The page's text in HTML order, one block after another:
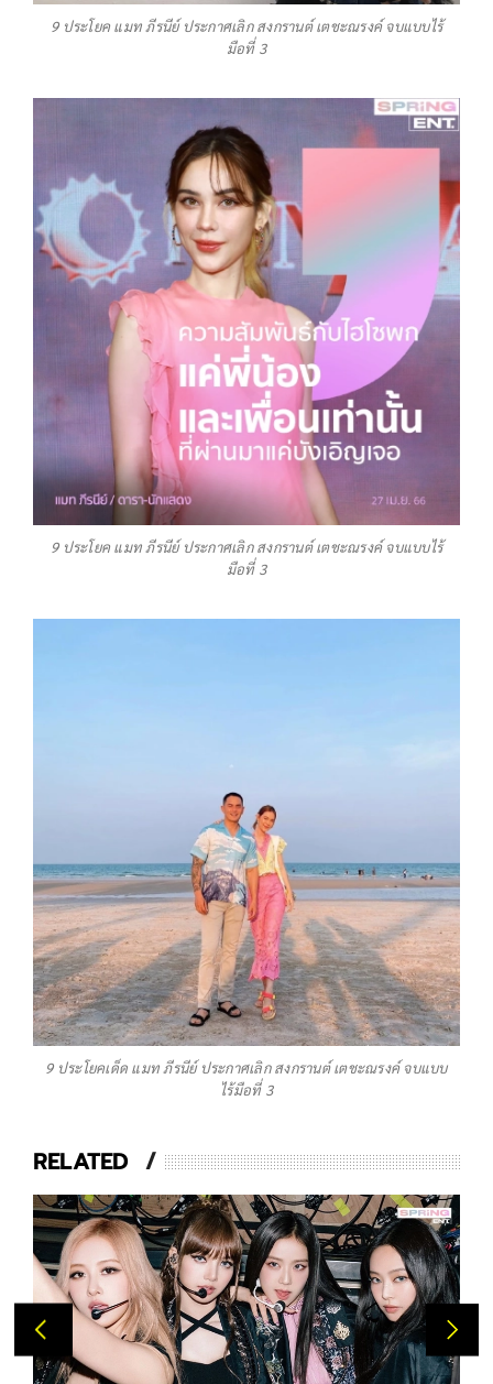
9 ประโยค แมท ภีรนีย์ ประกาศเลิก สงกรานต์ เตชะณรงค์ จบแบบไร้
มือที่ 3
9 ประโยค แมท ภีรนีย์ ประกาศเลิก สงกรานต์ เตชะณรงค์ จบแบบไร้
มือที่ 3
9 ประโยคเด็ด แมท ภีรนีย์ ประกาศเลิก สงกรานต์ เตชะณรงค์ จบแบบ
ไร้มือที่ 3
RELATED